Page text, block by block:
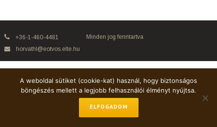
+36-1-460-4481
horvathl@eotvos.elte.hu
Minden jog fenntartva
A weboldal sütiket (cookie-kat) használ, hogy biztonságos
böngészés mellett a legjobb felhasználói élményt nyújtsa.
ELFOGADOM